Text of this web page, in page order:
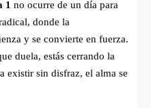
1 no ocurre de un día para
donde la
y se convierte en fuerza.
duela, estás cerrando la
existir sin disfraz, el alma se